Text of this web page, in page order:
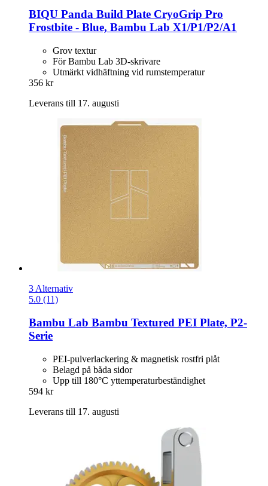
BIQU Panda Build Plate CryoGrip Pro
Frostbite -​ Blue, Bambu Lab X1/P1/P2/A1
Grov textur
För Bambu Lab 3D-skrivare
Utmärkt vidhäftning vid rumstemperatur
356 kr
Leverans till 17. augusti
3 Alternativ
5.0 (11)
Bambu Lab Bambu Textured PEI Plate, P2-​
Serie
PEI-pulverlackering & magnetisk rostfri plåt
Belagd på båda sidor
Upp till 180°C yttemperaturbeständighet
594 kr
Leverans till 17. augusti